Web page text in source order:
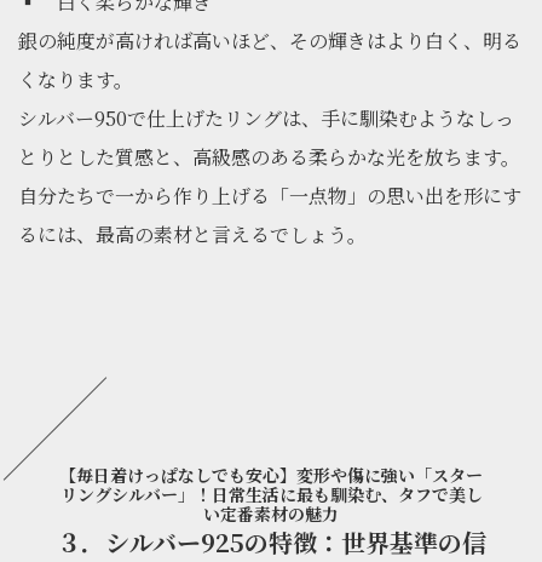
銀の純度が高ければ高いほど、その輝きはより白く、明る
くなります。
シルバー950で仕上げたリングは、手に馴染むようなしっ
とりとした質感と、高級感のある柔らかな光を放ちます。
自分たちで一から作り上げる「一点物」の思い出を形にす
るには、最高の素材と言えるでしょう。
【毎日着けっぱなしでも安心】変形や傷に強い「スター
リングシルバー」！日常生活に最も馴染む、タフで美し
い定番素材の魅力
３．シルバー925の特徴：世界基準の信